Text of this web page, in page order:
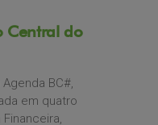
Central do
BC#,
em quatro